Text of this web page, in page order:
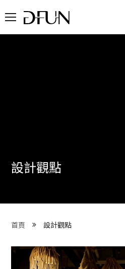
展
們 About DFUN
目 Services
設計觀點
首頁 設計觀點